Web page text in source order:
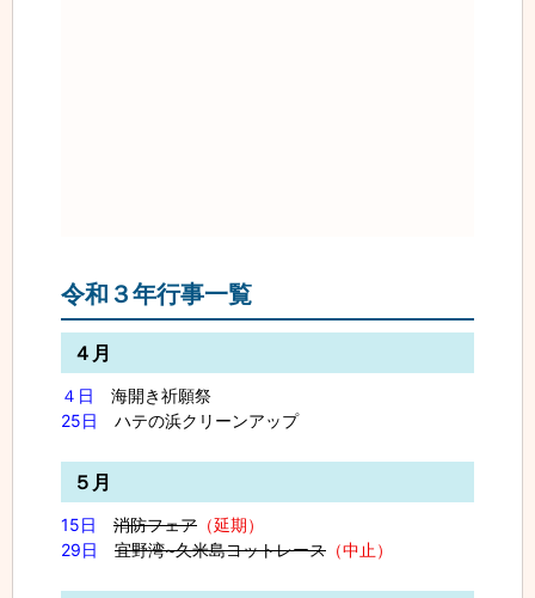
令和３年行事一覧
４月
４日
海開き祈願祭
25日
ハテの浜クリーンアップ
５月
15日 消防フェア （延期）
29日
宜野湾~久米島ヨットレース （中止）